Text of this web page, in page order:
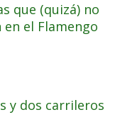
que (quizá) no
el Flamengo
y dos carrileros